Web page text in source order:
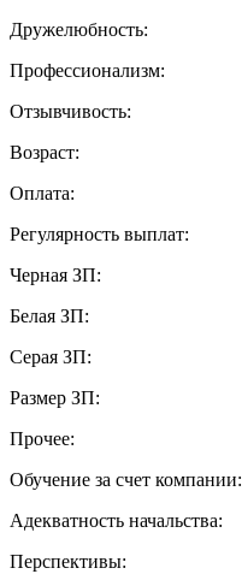
Дружелюбность:
Профессионализм:
Отзывчивость:
Возраст:
Оплата:
Регулярность выплат:
Черная ЗП:
Белая ЗП:
Серая ЗП:
Размер ЗП:
Прочее:
Обучение за счет компании:
Адекватность начальства:
Перспективы: